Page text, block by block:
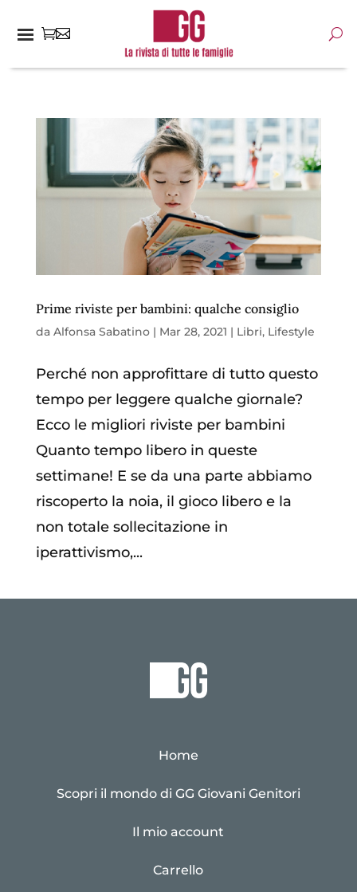
Prime riviste per bambini: qualche consiglio
da Alfonsa Sabatino| Mar 28, 2021 | Libri, Lifestyle
Perché non approfittare di tutto questo
tempo per leggere qualche giornale?
Ecco le migliori riviste per bambini
Quanto tempo libero in queste
settimane! E se da una parte abbiamo
riscoperto la noia, il gioco libero e la
non totale sollecitazione in
iperattivismo,...
Home
Scopri il mondo di GG Giovani Genitori
Il mio account
Carrello